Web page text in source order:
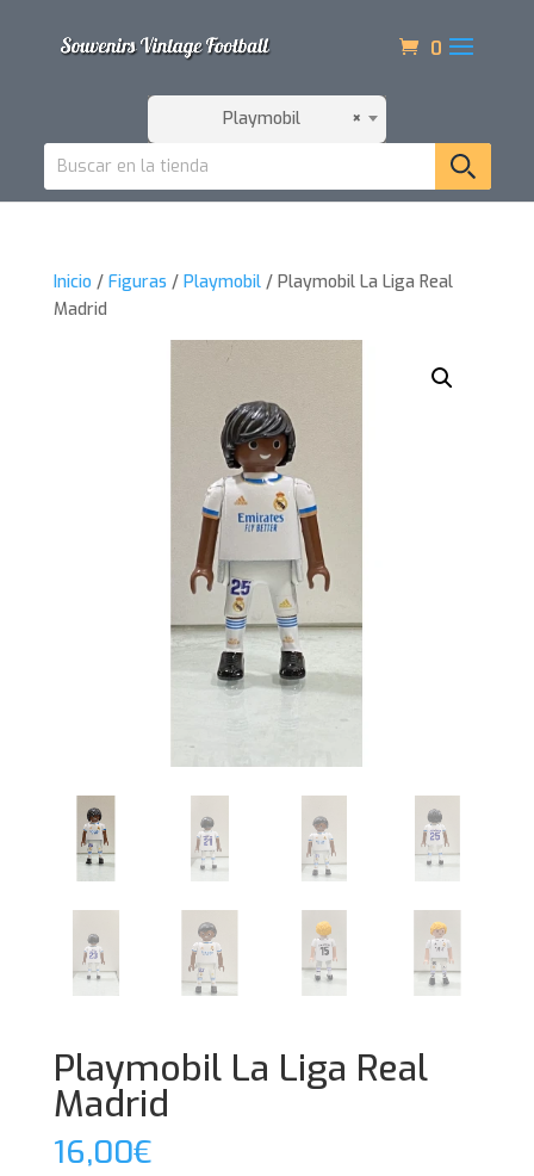
0
×
Playmobil
Inicio / Figuras / Playmobil/ Playmobil La Liga Real
Madrid
Playmobil La Liga Real
Madrid
16,00€